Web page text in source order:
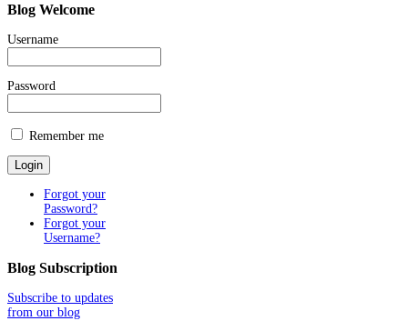
Blog Welcome
Username
Password
Remember me
Forgot your
Password?
Forgot your
Username?
Blog Subscription
Subscribe to updates
from our blog